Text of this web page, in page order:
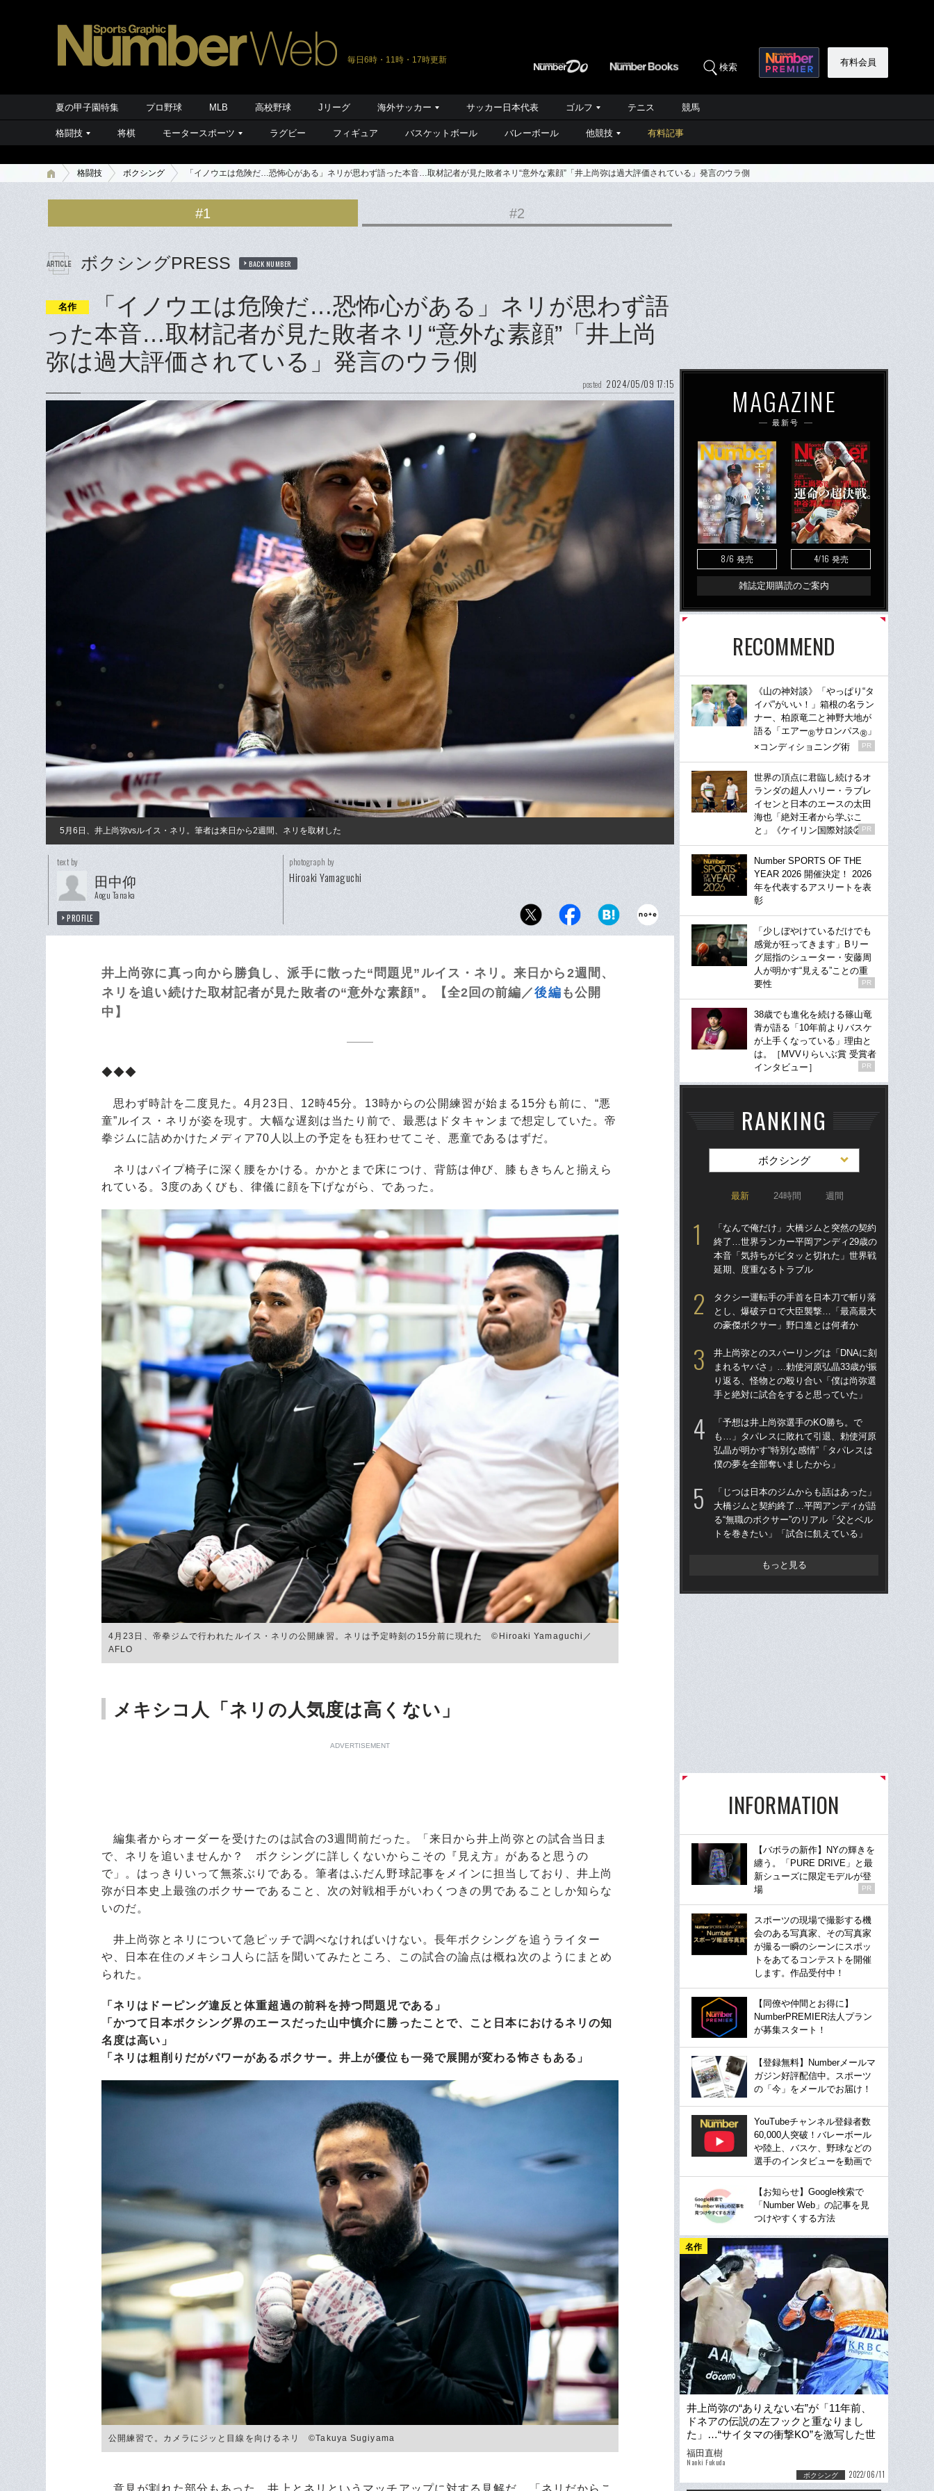
毎日6時・11時・17時更新
検索 有料会員
夏の甲子園特集 プロ野球 MLB 高校野球 Jリーグ 海外サッカー サッカー日本代表 ゴルフ テニス 競馬
格闘技 将棋 モータースポーツ ラグビー フィギュア バスケットボール バレーボール 他競技 有料記事
格闘技 ボクシング 「イノウエは危険だ…恐怖心がある」ネリが思わず語った本音…取材記者が見た敗者ネリ“意外な素顔”「井上尚弥は過大評価されている」発言のウラ側
#1 #2
ボクシングPRESS BACK NUMBER
名作
「イノウエは危険だ…恐怖心がある」ネリが思わず語
った本音…取材記者が見た敗者ネリ“意外な素顔”「井上尚
弥は過大評価されている」発言のウラ側
posted 2024/05/09 17:15
5月6日、井上尚弥vsルイス・ネリ。筆者は来日から2週間、ネリを取材した
text by
田中仰
Aogu Tanaka
PROFILE
photograph by
Hiroaki Yamaguchi
井上尚弥に真っ向から勝負し、派手に散った“問題児”ルイス・ネリ。来日から2週間、
ネリを追い続けた取材記者が見た敗者の“意外な素顔”。【全2回の前編／後編 も公開
中】
◆◆◆
思わず時計を二度見た。4月23日、12時45分。13時からの公開練習が始まる15分も前に、“悪
童”ルイス・ネリが姿を現す。大幅な遅刻は当たり前で、最悪はドタキャンまで想定していた。帝
拳ジムに詰めかけたメディア70人以上の予定をも狂わせてこそ、悪童であるはずだ。
ネリはパイプ椅子に深く腰をかける。かかとまで床につけ、背筋は伸び、膝もきちんと揃えら
れている。3度のあくびも、律儀に顔を下げながら、であった。
4月23日、帝拳ジムで行われたルイス・ネリの公開練習。ネリは予定時刻の15分前に現れた ©Hiroaki Yamaguchi／
AFLO
メキシコ人「ネリの人気度は高くない」
ADVERTISEMENT
編集者からオーダーを受けたのは試合の3週間前だった。「来日から井上尚弥との試合当日ま
で、ネリを追いませんか？ ボクシングに詳しくないからこその『見え方』があると思うの
で」。はっきりいって無茶ぶりである。筆者はふだん野球記事をメインに担当しており、井上尚
弥が日本史上最強のボクサーであること、次の対戦相手がいわくつきの男であることしか知らな
いのだ。
井上尚弥とネリについて急ピッチで調べなければいけない。長年ボクシングを追うライター
や、日本在住のメキシコ人らに話を聞いてみたところ、この試合の論点は概ね次のようにまとめ
られた。
「ネリはドーピング違反と体重超過の前科を持つ問題児である」
「かつて日本ボクシング界のエースだった山中慎介に勝ったことで、こと日本におけるネリの知
名度は高い」
「ネリは粗削りだがパワーがあるボクサー。井上が優位も一発で展開が変わる怖さもある」
公開練習で。カメラにジッと目線を向けるネリ ©Takuya Sugiyama
MAGAZINE
最新号
8/6 発売 4/16 発売
雑誌定期購読のご案内
RECOMMEND
《山の神対談》「やっぱり“タ
イパ”がいい！」箱根の名ラン
ナー、柏原竜二と神野大地が
語る「エアー®サロンパス® 」
×コンディショニング術
PR
世界の頂点に君臨し続けるオ
ランダの超人ハリー・ラブレ
イセンと日本のエースの太田
海也「絶対王者から学ぶこ
と」《ケイリン国際対談②》
PR
Number SPORTS OF THE
YEAR 2026 開催決定！ 2026
年を代表するアスリートを表
彰
「少しぼやけているだけでも
感覚が狂ってきます」Bリー
グ屈指のシューター・安藤周
人が明かす“見える”ことの重
要性
PR
38歳でも進化を続ける篠山竜
青が語る「10年前よりバスケ
が上手くなっている」理由と
は。［MVVりらいぶ賞 受賞者
インタビュー］
PR
RANKING
ボクシング
最新 24時間 週間
「なんで俺だけ」大橋ジムと突然の契約
終了…世界ランカー平岡アンディ29歳の
本音「気持ちがピタッと切れた」世界戦
延期、度重なるトラブル
タクシー運転手の手首を日本刀で斬り落
とし、爆破テロで大臣襲撃…「最高最大
の豪傑ボクサー」野口進とは何者か
井上尚弥とのスパーリングは「DNAに刻
まれるヤバさ」…勅使河原弘晶33歳が振
り返る、怪物との殴り合い「僕は尚弥選
手と絶対に試合をすると思っていた」
「予想は井上尚弥選手のKO勝ち。で
も…」タパレスに敗れて引退、勅使河原
弘晶が明かす“特別な感情”「タパレスは
僕の夢を全部奪いましたから」
「じつは日本のジムからも話はあった」
大橋ジムと契約終了…平岡アンディが語
る“無職のボクサー”のリアル「父とベル
トを巻きたい」「試合に飢えている」
もっと見る
INFORMATION
【バボラの新作】NYの輝きを
纏う。「PURE DRIVE」と最
新シューズに限定モデルが登
場
PR
スポーツの現場で撮影する機
会のある写真家、その写真家
が撮る一瞬のシーンにスポッ
トをあてるコンテストを開催
します。作品受付中！
【同僚や仲間とお得に】
NumberPREMIER法人プラン
が募集スタート！
【登録無料】Numberメールマ
ガジン好評配信中。スポーツ
の「今」をメールでお届け！
YouTubeチャンネル登録者数
60,000人突破！バレーボール
や陸上、バスケ、野球などの
選手のインタビューを動画で
【お知らせ】Google検索で
「Number Web」の記事を見
つけやすくする方法
名作
井上尚弥の“ありえない右”が「11年前、
ドネアの伝説の左フックと重なりまし
た」…“サイタマの衝撃KO”を激写した世
界的カメラマンの証言
福田直樹
Naoki Fukuda
ボクシング 2022/06/11